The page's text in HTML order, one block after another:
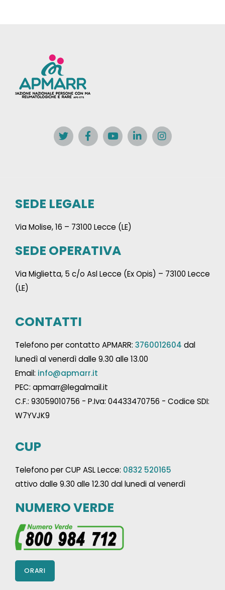
SEDE LEGALE
Via Molise, 16 – 73100 Lecce (LE)
SEDE OPERATIVA
Via Miglietta, 5 c/o Asl Lecce (Ex Opis) – 73100 Lecce
(LE)
CONTATTI
Telefono per contatto APMARR: 3760012604 dal
lunedì al venerdì dalle 9.30 alle 13.00
Email: info@apmarr.it
PEC: apmarr@legalmail.it
C.F.: 93059010756 - P.Iva: 04433470756 - Codice SDI:
W7YVJK9
CUP
Telefono per CUP ASL Lecce: 0832 520165
attivo dalle 9.30 alle 12.30 dal lunedi al venerdì
NUMERO VERDE
ORARI